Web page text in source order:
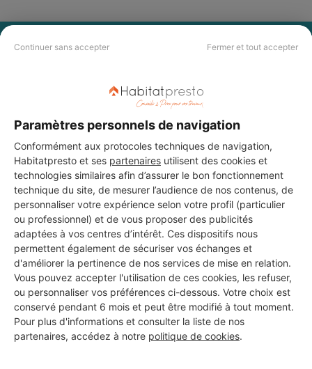
Continuer sans accepter Fermer et tout accepter
Paramètres personnels de navigation
Conformément aux protocoles techniques de navigation,
Habitatpresto et ses partenaires utilisent des cookies et
technologies similaires afin d’assurer le bon fonctionnement
technique du site, de mesurer l’audience de nos contenus, de
personnaliser votre expérience selon votre profil (particulier
ou professionnel) et de vous proposer des publicités
adaptées à vos centres d’intérêt. Ces dispositifs nous
permettent également de sécuriser vos échanges et
d'améliorer la pertinence de nos services de mise en relation.
Vous pouvez accepter l'utilisation de ces cookies, les refuser,
ou personnaliser vos préférences ci-dessous. Votre choix est
conservé pendant 6 mois et peut être modifié à tout moment.
Pour plus d'informations et consulter la liste de nos
partenaires, accédez à notre politique de cookies.
PAS LE TEMPS DE
choisir ? Demandez des devis travauxauprès de notre réseau de 5 000
DEMANDER UN DEVIS